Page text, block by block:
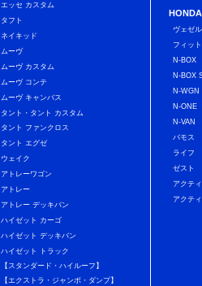
エッセ カスタム
タフト
ネイキッド
ムーヴ
ムーヴ カスタム
ムーヴ コンテ
ムーヴ キャンバス
タント・タント カスタム
タント ファンクロス
タント エグゼ
ウェイク
アトレーワゴン
アトレー
アトレー デッキバン
ハイゼット カーゴ
ハイゼット デッキバン
ハイゼット トラック
【スタンダード・ハイルーフ】
【エクストラ・ジャンボ・ダンプ】
HONDA
ヴェゼル
フィット
N-BOX
N-BOX
N-WGN
N-ONE
N-VAN
バモス
ライフ
ゼスト
アクテ
アクテ